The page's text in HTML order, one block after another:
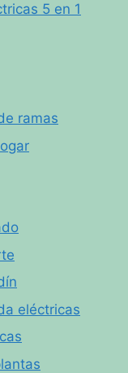
5 en 1
ramas
eléctricas